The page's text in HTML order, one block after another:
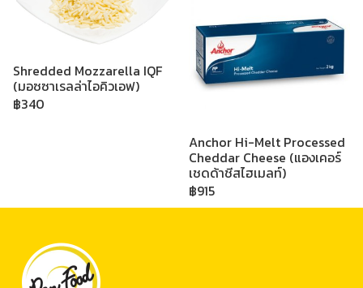
Shredded Mozzarella IQF
(มอซซาเรลล่าไอคิวเอฟ)
฿340
Anchor Hi-Melt Processed
Cheddar Cheese (แองเคอร์
เชดด้าชีสไฮเมลท์)
฿915